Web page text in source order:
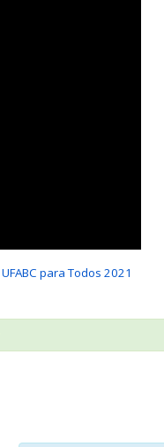
UFABC para Todos 2021